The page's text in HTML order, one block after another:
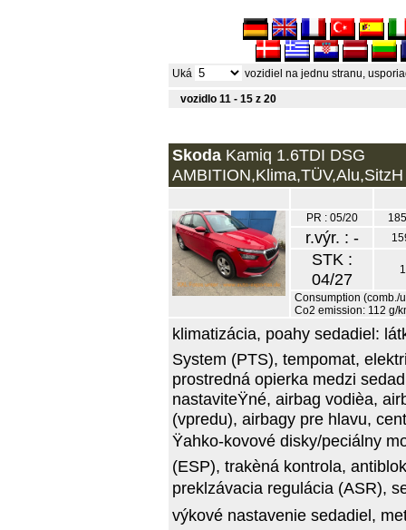
Uká
vozidiel na jednu stranu,
vozidlo 11 - 15 z 20
Skoda Kamiq 1.6TDI DSG
PR : 05/20
r.výr. : -
STK :
04/27
Consumption (comb./
Co2 emission: 112 g/
klimatizácia, poahy sedadiel:
System (PTS), tempomat,
prostredná opierka medzi
nastaviteŸné, airbag vodièa,
(vpredu), airbagy pre hlavu,
Ÿahko-kovové disky/peciálny
(ESP), trakèná kontrola,
preklzávacia regulácia (ASR),
výkové nastavenie sedadiel,